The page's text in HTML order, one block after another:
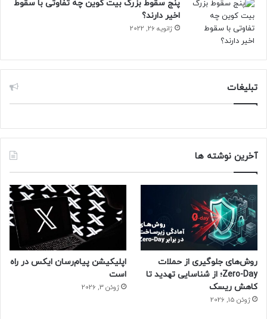
اعلام خواهیم کرد.
حتما بخوانید :
۵ قابلیت اپل اینتلیجنس که در سال ۲۰۲۵
منتشر می‌شوند
پنج سقوط بزرگ بیت کوین چه تفاوتی با سقوط
اخیر دارند؟
ژانویه 26, 2022
تبلیغات
آخرین نوشته ها
روش‌های جلوگیری از حملات
Zero-Day؛ از شناسایی تهدید تا
کاهش ریسک
ژوئن 15, 2026
اپلیکیشن پیام‌رسان ایکس در راه
است
ژوئن 3, 2026